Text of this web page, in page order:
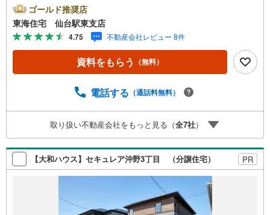
ストコ車12分！便利なお買い物環境 * 未掲載物件のご提
案・ご案内も可能です * アピールポイント *■LDK×和室を
合わせて大空間 家具選びの選択肢が広がります ■行きたい
水廻り設備へ短い距離で移動が可能な2WAYキッチン！■整
理整頓がしやすい全室に容量たっぷりクローゼット付き！■
1台エアコン・食洗機・カーテンレール等、嬉しい設備充実
庭・。 周辺環境 *・富谷小学校:徒歩15分・富谷中学校:徒
ザワ杜のまち店:車6分・イオンモール富谷:車10分 お問い合
わせについて ・当日のご予約も可能！お気軽にお電話下さ
い ・ご来店・メールでのご相談、資料請求も大歓迎
ゴールド推奨店
東海住宅 仙台駅東支店
4.75 不動産会社レビュー 8件
資料をもらう （無料）
電話する （通話料無料）
取り扱い不動産会社をもっと見る（全7社）
【大和ハウス】セキュレア沖野3丁目 （分譲住宅） PR